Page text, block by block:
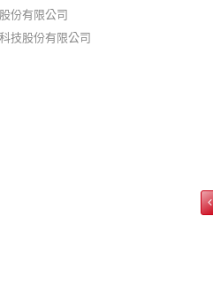
份有限公司
技股份有限公司